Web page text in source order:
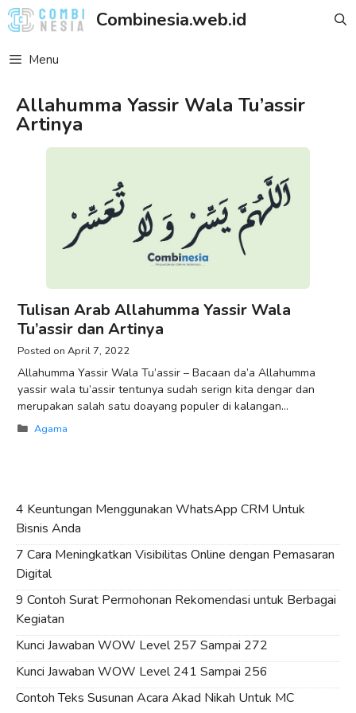
Skip
to
Combinesia.web.id
Menu
Allahumma Yassir Wala Tu’assir
Artinya
Tulisan Arab Allahumma Yassir Wala
Tu’assir dan Artinya
April 7, 2022
Allahumma Yassir Wala Tu’assir – Bacaan da’a Allahumma
yassir wala tu’assir tentunya sudah serign kita dengar dan
merupakan salah satu doayang populer di kalangan
masyarakat muslim. Doa ini merupakan salah
Categories
Agama
4 Keuntungan Menggunakan WhatsApp CRM Untuk
Bisnis Anda
7 Cara Meningkatkan Visibilitas Online dengan Pemasaran
Digital
9 Contoh Surat Permohonan Rekomendasi untuk Berbagai
Kegiatan
Kunci Jawaban WOW Level 257 Sampai 272
Kunci Jawaban WOW Level 241 Sampai 256
Contoh Teks Susunan Acara Akad Nikah Untuk MC